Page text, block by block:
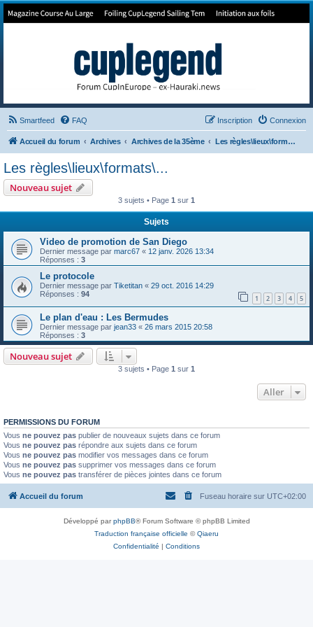
Forum de Cup In Europe
Smartfeed FAQ Connexion
Inscription
Accueil du forum Archives Archives de la 35ème Les règles\lieux\formats\...
Les règles\lieux\formats\...
Nouveau sujet
3 sujets • Page 1 sur 1
Sujets
Video de promotion de San Diego
Dernier message par marc67 « 12 janv. 2026 13:34
Réponses : 3
Le protocole
Dernier message par Tiketitan « 29 oct. 2016 14:29
Réponses : 94 1 2 3 4 5
Le plan d'eau : Les Bermudes
Dernier message par jean33 « 26 mars 2015 20:58
Réponses : 3
Nouveau sujet
3 sujets • Page 1 sur 1
Aller
PERMISSIONS DU FORUM
Vous ne pouvez pas publier de nouveaux sujets dans ce forum
Vous ne pouvez pas répondre aux sujets dans ce forum
Vous ne pouvez pas modifier vos messages dans ce forum
Vous ne pouvez pas supprimer vos messages dans ce forum
Vous ne pouvez pas transférer de pièces jointes dans ce forum
Accueil du forum Fuseau horaire sur UTC+02:00
Développé parphpBB® Forum Software © phpBB Limited
Traduction française officielle ©Qiaeru
Confidentialité | Conditions